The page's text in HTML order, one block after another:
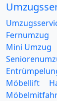
Fernumzug
Mini Umzug
Möbellift